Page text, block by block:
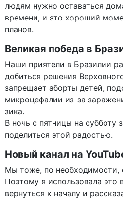
людям нужно оставаться
времени, и это хороший
планов.
Великая победа в
Наши приятели в Бразилии
добиться решения
запрещает аборты детей,
микроцефалии из-за
зика.
В ночь с пятницы на субботу
поделиться этой радостью.
Новый канал на
Мы тоже, по необходимости,
Поэтому я использовала это
вернуться к началу и